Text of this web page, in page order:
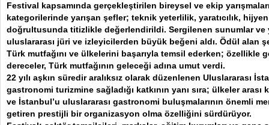
Festival kapsamında gerçekleştirilen bireysel ve ekip
kategorilerinde yarışan şefler; teknik yeterlilik, yaratıcılık,
doğrultusunda titizlikle değerlendirildi. Sergilenen sunumlar ve
uluslararası jüri ve izleyicilerden büyük beğeni aldı. Ödül alan
Türk mutfağını ve ülkelerini başarıyla temsil ederken; özellikle
dereceler, Türk mutfağının geleceği adına umut verdi.
22 yılı aşkın süredir aralıksız olarak düzenlenen Uluslararası
gastronomi turizmine sağladığı katkının yanı sıra; ülkeler
ve İstanbul’u uluslararası gastronomi buluşmalarının önemli
getiren prestijli bir organizasyon olma özelliğini sürdürüyor.